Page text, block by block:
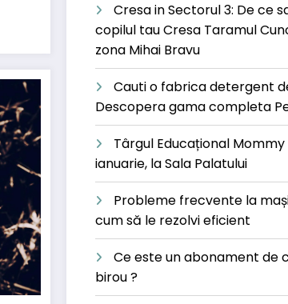
Cresa in Sectorul 3: De ce
copilul tau Cresa Taramul
zona Mihai Bravu
Cauti o fabrica detergent
Descopera gama completa
Târgul Educațional Mommy
ianuarie, la Sala Palatului
Probleme frecvente la
cum să le rezolvi eficient
Ce este un abonament de
birou ?